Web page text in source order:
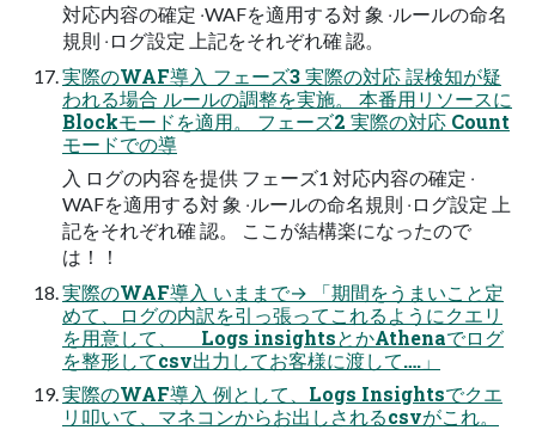
対応内容の確定 ‧WAFを適⽤する対 象 ‧ルールの命名
規則 ‧ログ設定 上記をそれぞれ確 認。
実際のWAF導⼊ フェーズ3 実際の対応 誤検知が疑
われる場合 ルールの調整を実施。 本番⽤リソースに
Blockモードを適⽤。 フェーズ2 実際の対応 Count
モードでの導
⼊ ログの内容を提供 フェーズ1 対応内容の確定 ‧
WAFを適⽤する対 象 ‧ルールの命名規則 ‧ログ設定 上
記をそれぞれ確 認。 ここが結構楽になったので
は！！
実際のWAF導⼊ いままで→ 「期間をうまいこと定
めて、ログの内訳を引っ張ってこれるようにクエリ
を⽤意して、 Logs insightsとかAthenaでログ
を整形してcsv出⼒してお客様に渡して….」
実際のWAF導⼊ 例として、Logs Insightsでクエ
リ叩いて、マネコンからお出しされるcsvがこれ。